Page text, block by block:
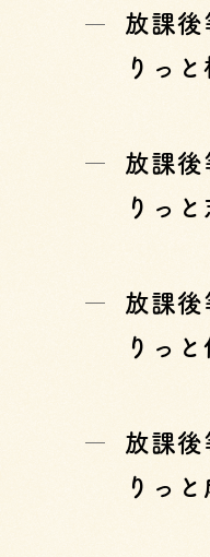
放課後
りっと
放課後
りっ
放課後
りっ
放課後
りっと